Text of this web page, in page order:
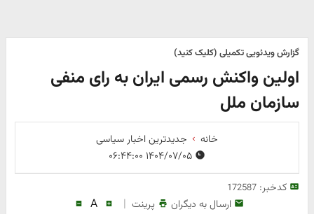
گزارش ویدئویی تکمیلی (کلیک کنید)
اولین واکنش رسمی ایران به رای منفی
سازمان ملل
خانه
جدیدترین اخبار سیاسی
کدخبر:172587
ارسال به دیگران پرینت |
A